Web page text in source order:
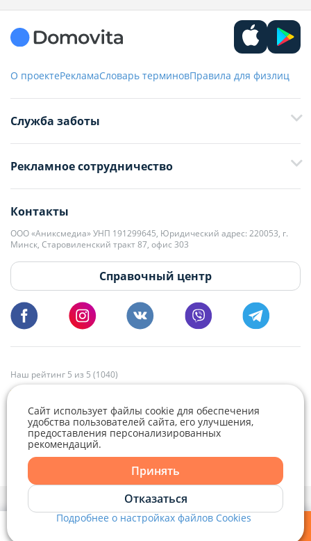
Telegram
О проектеРекламаСловарь терминовПравила для физлиц
Служба заботы
+375 33 376-13-70
editor@domovita.by
Мы принимаем звонки и отвечаем на письма в будние дни с 9:00 до
18:00.
Рекламное сотрудничество
kb@domovita.by
+375 29 179-11-28 Владислав Гладченко
vg@domovita.by
Пишите и звоните нам в будние дни с 8:00 до 20:00.
Контакты
ООО «Аниксмедиа» УНП 191299645, Юридический адрес: 220053, г.
Минск, Старовиленский тракт 87, офис 303
Справочный центр
Наш рейтинг 5 из 5 (1040)
Политика конфиденциальности,
Политика обработки файлов cookieиВыбор настроек Cookie
Сайт использует файлы cookie для обеспечения
удобства пользователей сайта, его улучшения,
предоставления персонализированных
рекомендаций.
Принять
Отказаться
Подробнее о настройках файлов Cookies